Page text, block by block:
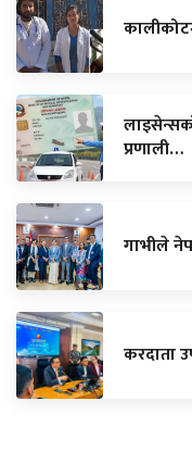
प्रणाली…
गाभीले
करदाता